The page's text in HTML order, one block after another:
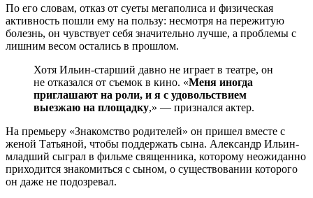
По его словам, отказ от суеты мегаполиса и физическая
активность пошли ему на пользу: несмотря на пережитую
болезнь, он чувствует себя значительно лучше, а проблемы с
лишним весом остались в прошлом.
Хотя Ильин-старший давно не играет в театре, он
не отказался от съемок в кино. «Меня иногда
приглашают на роли, и я с удовольствием
выезжаю на площадку,» — признался актер.
На премьеру «Знакомство родителей» он пришел вместе с
женой Татьяной, чтобы поддержать сына. Александр Ильин-
младший сыграл в фильме священника, которому неожиданно
приходится знакомиться с сыном, о существовании которого
он даже не подозревал.